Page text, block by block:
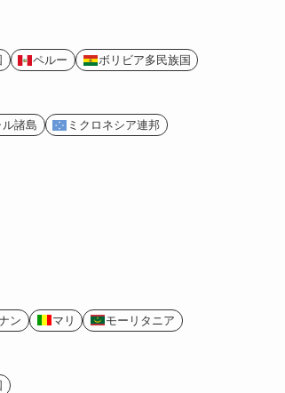
ペルー ボリビア多民族国
諸島 ミクロネシア連邦
ン マリ モーリタニア